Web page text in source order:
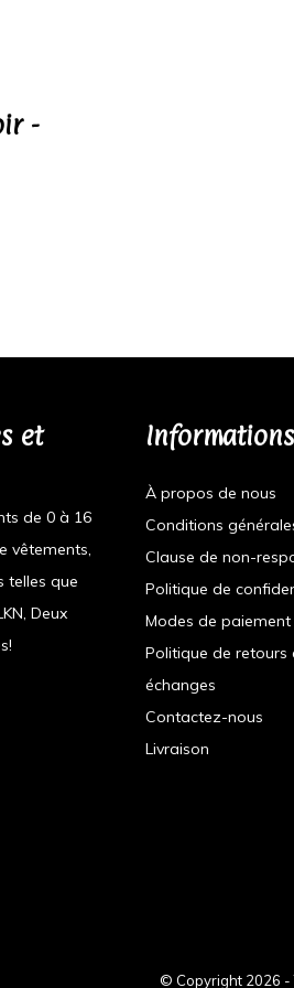
-
et
de 0 à 16
vêtements,
telles que
Deux
Informations
À propos de nous
Conditions
Clause de non-
Politique de
Modes de paiement
Politique de retours
échanges
Contactez-nous
Livraison
© Copyright 2026 -